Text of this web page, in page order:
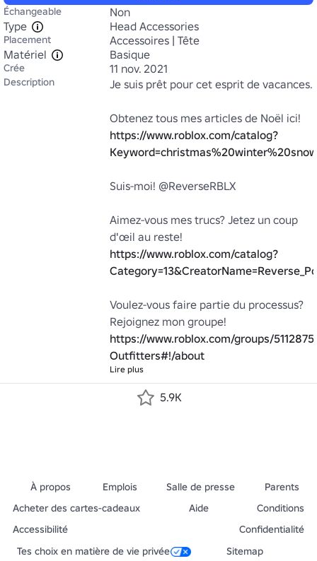
Échangeable
Non
Type
Head Accessories
Placement
Accessoires | Tête
Matériel
Basique
Crée 11 nov. 2021
Description Je suis prêt pour cet esprit de vacances.
https://www.roblox.com/catalog?
Suis-moi! @ReverseRBLX
Aimez-vous mes trucs? Jetez un coup
https://www.roblox.com/catalog?
Voulez-vous faire partie du processus?
https://www.roblox.com/groups/
Outfitters#!/about
Lire plus
5.9K
À propos Emplois Salle de presse
Parents
Acheter des cartes-cadeaux
Aide
Conditions
Accessibilité
Confidentialité
Tes choix en matière de vie privée
Sitemap